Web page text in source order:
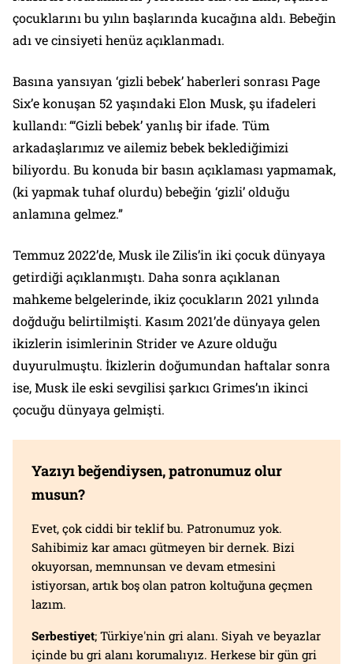
çocuklarını bu yılın başlarında kucağına aldı. Bebeğin
adı ve cinsiyeti henüz açıklanmadı.
Basına yansıyan ‘gizli bebek’ haberleri sonrası Page
Six’e konuşan 52 yaşındaki Elon Musk, şu ifadeleri
kullandı: “‘Gizli bebek’ yanlış bir ifade. Tüm
arkadaşlarımız ve ailemiz bebek beklediğimizi
biliyordu. Bu konuda bir basın açıklaması yapmamak,
(ki yapmak tuhaf olurdu) bebeğin ‘gizli’ olduğu
anlamına gelmez.”
Temmuz 2022’de, Musk ile Zilis’in iki çocuk dünyaya
getirdiği açıklanmıştı. Daha sonra açıklanan
mahkeme belgelerinde, ikiz çocukların 2021 yılında
doğduğu belirtilmişti. Kasım 2021’de dünyaya gelen
ikizlerin isimlerinin Strider ve Azure olduğu
duyurulmuştu. İkizlerin doğumundan haftalar sonra
ise, Musk ile eski sevgilisi şarkıcı Grimes’ın ikinci
çocuğu dünyaya gelmişti.
Yazıyı beğendiysen, patronumuz olur
musun?
Evet, çok ciddi bir teklif bu. Patronumuz yok.
Sahibimiz kar amacı gütmeyen bir dernek. Bizi
okuyorsan, memnunsan ve devam etmesini
istiyorsan, artık boş olan patron koltuğuna geçmen
lazım.
Serbestiyet; Türkiye'nin gri alanı. Siyah ve beyazlar
içinde bu gri alanı korumalıyız. Herkese bir gün gri